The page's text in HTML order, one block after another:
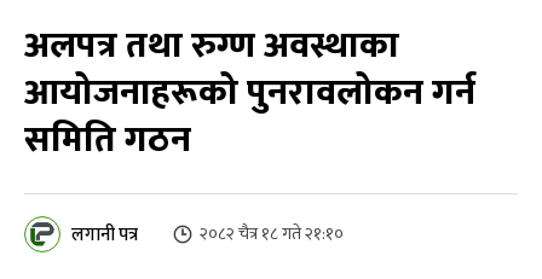
अलपत्र तथा रुग्ण अवस्थाका
आयोजनाहरूको पुनरावलोकन गर्न
समिति गठन
लगानी पत्र २०८२ चैत्र १८ गते २१:१०